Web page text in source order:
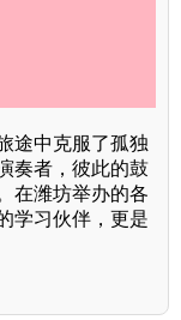
途中克服了孤独
奏者，彼此的鼓
在潍坊举办的各
学习伙伴，更是